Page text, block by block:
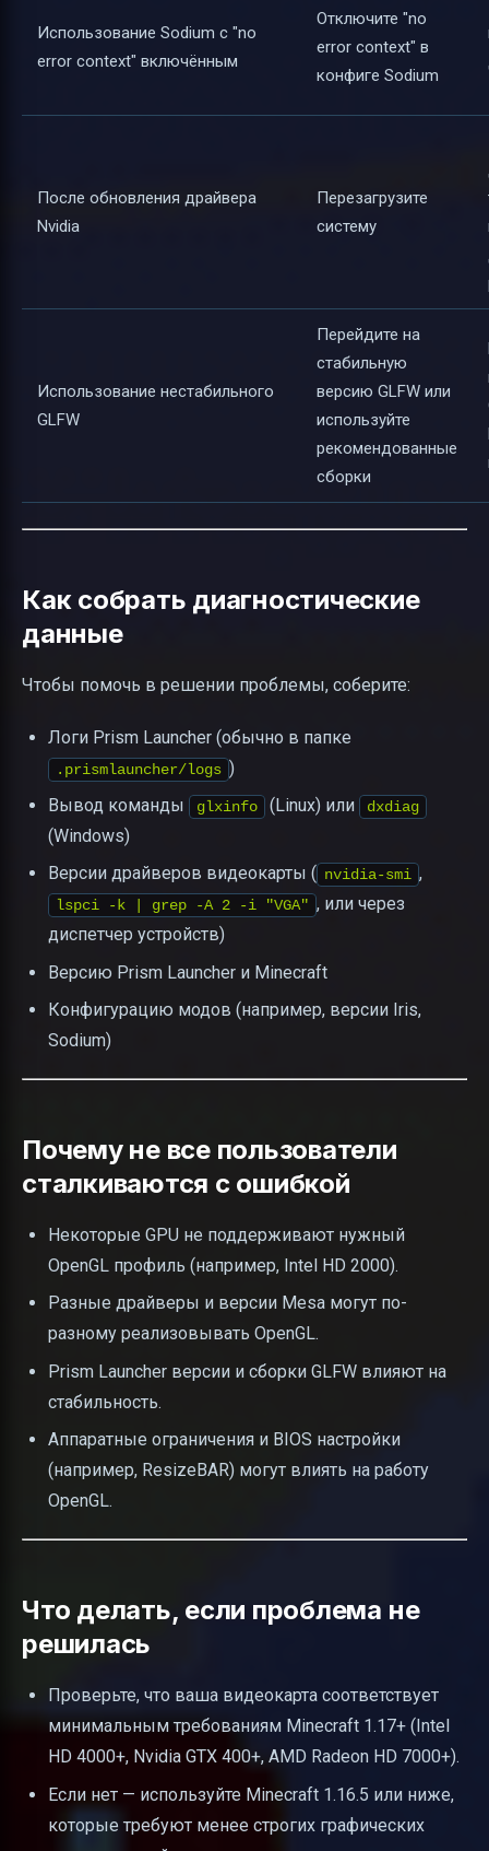
Использование Sodium с "no
error context" включённым
Отключите "no
error context" в
конфиге Sodium
После обновления драйвера
Nvidia
Перезагрузите
систему
Использование нестабильного
GLFW
Перейдите на
стабильную
версию GLFW или
используйте
рекомендованные
сборки
Как собрать диагностические
данные
Чтобы помочь в решении проблемы, соберите:
Логи Prism Launcher (обычно в папке
.prismlauncher/logs )
Вывод команды
glxinfo (Linux) или dxdiag
(Windows)
Версии драйверов видеокарты ( nvidia-smi ,
lspci -k | grep -A 2 -i "VGA" , или через
диспетчер устройств)
Версию Prism Launcher и Minecraft
Конфигурацию модов (например, версии Iris,
Sodium)
Почему не все пользователи
сталкиваются с ошибкой
Некоторые GPU не поддерживают нужный
OpenGL профиль (например, Intel HD 2000).
Разные драйверы и версии Mesa могут по-
разному реализовывать OpenGL.
Prism Launcher версии и сборки GLFW влияют на
стабильность.
Аппаратные ограничения и BIOS настройки
(например, ResizeBAR) могут влиять на работу
OpenGL.
Что делать, если проблема не
решилась
Проверьте, что ваша видеокарта соответствует
минимальным требованиям Minecraft 1.17+ (Intel
HD 4000+, Nvidia GTX 400+, AMD Radeon HD 7000+).
Если нет — используйте Minecraft 1.16.5 или ниже,
которые требуют менее строгих графических